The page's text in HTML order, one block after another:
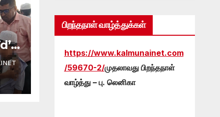
பிறந்தநாள் வாழ்த்துக்கள்
https://www.kalmunainet.com
/59670-2/முதலாவது பிறந்தநாள்
வாழ்த்து – பு. லெனிகா